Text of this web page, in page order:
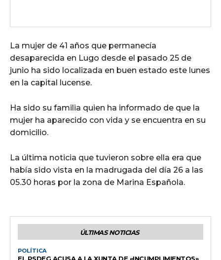
La mujer de 41 años que permanecía
desaparecida en Lugo desde el pasado 25 de
junio ha sido localizada en buen estado este lunes
en la capital lucense.
Ha sido su familia quien ha informado de que la
mujer ha aparecido con vida y se encuentra en su
domicilio.
La última noticia que tuvieron sobre ella era que
había sido vista en la madrugada del día 26 a las
05.30 horas por la zona de Marina Española.
ÚLTIMAS NOTICIAS
POLÍTICA